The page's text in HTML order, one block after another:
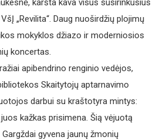
„Revilita“. Daug nuoširdžių plojimų
mokyklos džiazo ir moderniosios
koncertas.
apibendrino renginio vedėjos,
Skaitytojų aptarnavimo
darbui su kraštotyra mintys:
kažkas prisimena. Šią vėjuotą
gyvena jaunų žmonių